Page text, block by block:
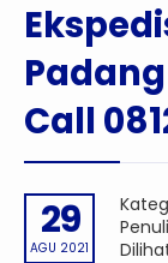
Call
29
AGU 2021